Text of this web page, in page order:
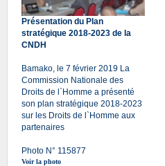
Présentation du Plan
stratégique 2018-2023 de la
CNDH
Bamako, le 7 février 2019 La
Commission Nationale des
Droits de l`Homme a présenté
son plan stratégique 2018-2023
sur les Droits de l`Homme aux
partenaires
Photo N° 115877
Voir la photo